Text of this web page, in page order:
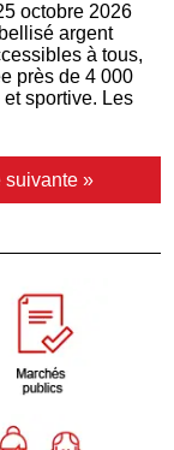
octobre 2026
argent
à tous,
près de 4 000
sportive. Les
suivante »